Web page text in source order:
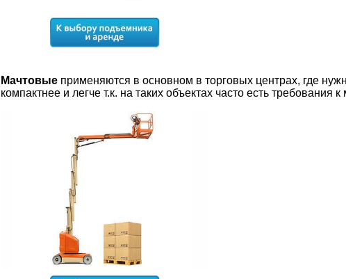
Мачтовые применяются в основном в торговых центрах, где
компактнее и легче т.к. на таких объектах часто есть требования